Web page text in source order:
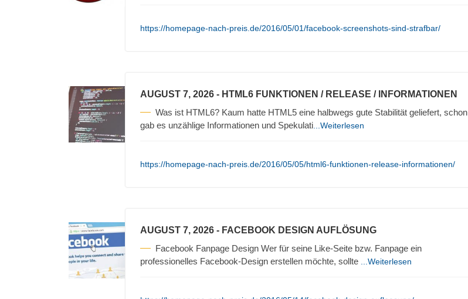
https://homepage-nach-preis.de/2016/05/01/facebook-screenshots-sind-strafbar/
AUGUST 7, 2026 - HTML6 FUNKTIONEN / RELEASE / INFORMATIONEN
Was ist HTML6? Kaum hatte HTML5 eine halbwegs gute Stabilität geliefert, schon
gab es unzählige Informationen und Spekulati ...Weiterlesen
https://homepage-nach-preis.de/2016/05/05/html6-funktionen-release-informationen/
AUGUST 7, 2026 - FACEBOOK DESIGN AUFLÖSUNG
Facebook Fanpage Design Wer für seine Like-Seite bzw. Fanpage ein
professionelles Facebook-Design erstellen möchte, sollte
...Weiterlesen